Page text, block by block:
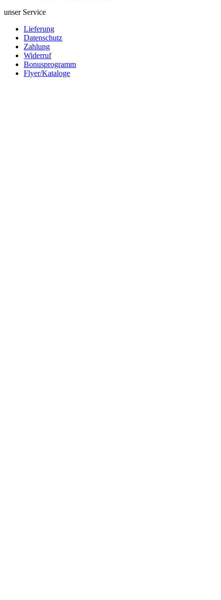
unser Service
Lieferung
Datenschutz
Zahlung
Widerruf
Bonusprogramm
Flyer/Kataloge